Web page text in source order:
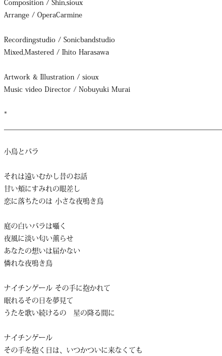
Arrange / OperaCarmine
Recordingstudio / Sonicbandstudio
Mixed,Mastered / Ihito Harasawa
Artwork & Illustration / sioux
Music video Director / Nobuyuki Murai
*
小鳥とバラ
それは遠いむかし昔のお話
甘い頬にすみれの眼差し
恋に落ちたのは 小さな夜鳴き鳥
庭の白いバラは囁く
夜風に淡い匂い薫らせ
あなたの想いは届かない
憐れな夜鳴き鳥
ナイチンゲール その手に抱かれて
眠れるその日を夢見て
うたを歌い続けるの 星の降る間に
ナイチンゲール
その手を抱く日は、いつかついに来なくても